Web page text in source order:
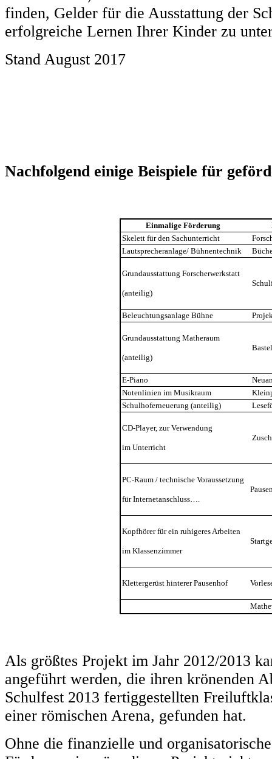
finden, Gelder für die Ausstattung der
erfolgreiche Lernen Ihrer
Stand August 2017
Nachfolgend einige Beispiele für
Einmalige Förderung
Skelett für den Sachunterricht
Lautsprecheranlage/ Bühnentechnik
Grundausstattung Forscherwerkstatt
(anteilig)
Beleuchtungsanlage Bühne
Grundausstattung Matheraum
(anteilig)
E-Piano
Notenlinien im Musikraum
Schulhoferneuerung (anteilig)
CD-Player, zur Verwendung
im Unterricht
PC-Raum / technische Voraussetzung
für Internetanschluss….
Kopfhörer für ein ruhigeres Arbeiten
im Klassenzimmer
Klettergerüst hinterer Pausenhof
Als größtes Projekt im Jahr 2012/2013
angeführt werden, die ihren krönenden
Schulfest 2013 fertiggestellten
einer römischen Arena, gefunden hat.
Ohne die finanzielle und